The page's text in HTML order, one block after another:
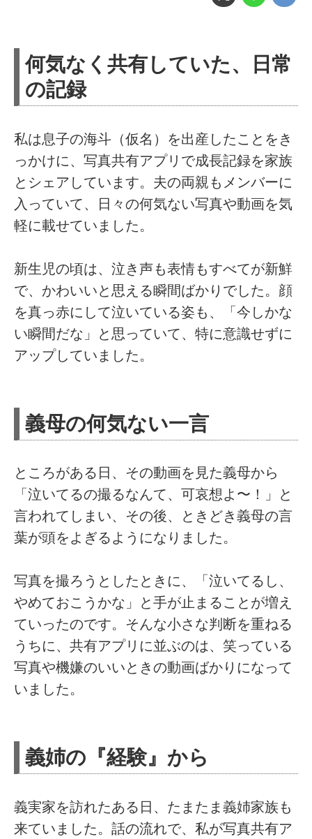
何気なく共有していた、日常
の記録
私は息子の海斗（仮名）を出産したことをき
っかけに、写真共有アプリで成長記録を家族
とシェアしています。夫の両親もメンバーに
入っていて、日々の何気ない写真や動画を気
軽に載せていました。
新生児の頃は、泣き声も表情もすべてが新鮮
で、かわいいと思える瞬間ばかりでした。顔
を真っ赤にして泣いている姿も、「今しかな
い瞬間だな」と思っていて、特に意識せずに
アップしていました。
義母の何気ない一言
ところがある日、その動画を見た義母から
「泣いてるの撮るなんて、可哀想よ〜！」と
言われてしまい、その後、ときどき義母の言
葉が頭をよぎるようになりました。
写真を撮ろうとしたときに、「泣いてるし、
やめておこうかな」と手が止まることが増え
ていったのです。そんな小さな判断を重ねる
うちに、共有アプリに並ぶのは、笑っている
写真や機嫌のいいときの動画ばかりになって
いました。
義姉の『経験』から
義実家を訪れたある日、たまたま義姉家族も
来ていました。話の流れで、私が写真共有ア